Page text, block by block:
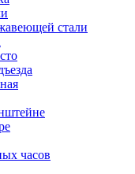
стали
часов